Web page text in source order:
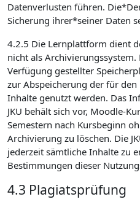
Datenverlusten führen.
Sicherung ihrer*seiner Daten
4.2.5 Die Lernplattform dient
nicht als
Verfügung gestellter
zur Abspeicherung der für
Inhalte genutzt werden. Das
JKU behält sich vor, Moodle-
Semestern nach Kursbeginn
Archivierung zu löschen. Die
jederzeit sämtliche Inhalte zu
Bestimmungen dieser
4.3 Plagiatsprüfung